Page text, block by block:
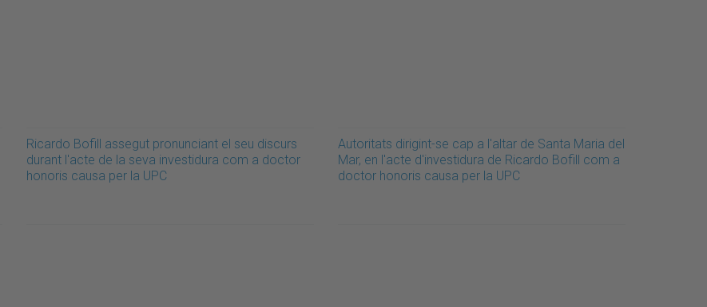
Ricardo Bofill assegut pronunciant el seu discurs
durant l'acte de la seva investidura com a doctor
honoris causa per la UPC
Autoritats dirigint-se cap a l'altar de Santa Maria del
Mar, en l'acte d'investidura de Ricardo Bofill com a
doctor honoris causa per la UPC